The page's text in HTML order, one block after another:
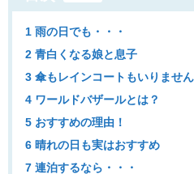
1 雨の日でも・・・
2 青白くなる娘と息子
3 傘もレインコートもいりません
4 ワールドバザールとは？
5 おすすめの理由！
6 晴れの日も実はおすすめ
7 連泊するなら・・・